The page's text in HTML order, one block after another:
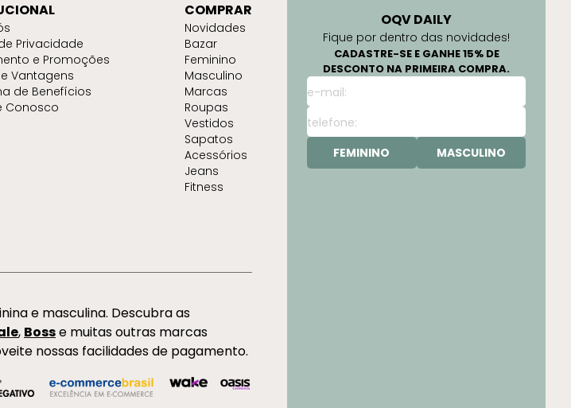
OQV DAILY
Fique por dentro das novidades!
CADASTRE-SE E GANHE 15% DE
DESCONTO NA PRIMEIRA COMPRA.
FEMININO MASCULINO
Privacidade
e Promoções
Vantagens
de Benefícios
Conosco
COMPRAR
Novidades
Bazar
Feminino
Masculino
Marcas
Roupas
Vestidos
Sapatos
Acessórios
Jeans
Fitness
e masculina. Descubra as
, Bosse muitas outras marcas
nossas facilidades de pagamento.